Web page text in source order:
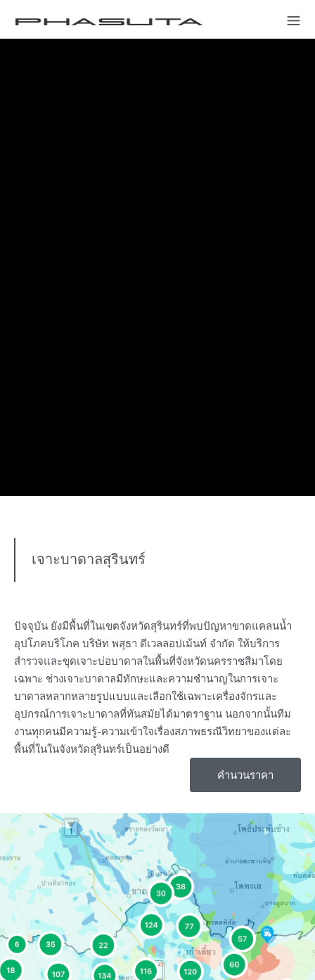
เจาะบาดาลสุรินทร์
ปัจจุบัน ยังมีพื้นที่ในเขตจังหวัดสุรินทร์ที่พบปัญหาขาดแคลนน้ำ
อุปโภคบริโภค บริษัท พสุธา ดีเวลลอปเม้นท์ จํากัด ให้บริการ
สำรวจและขุดเจาะบ่อบาดาลในพื้นที่จังหวัดนครราชสีมาโดย
เฉพาะ ช่างเจาะบาดาลมีทักษะและความชำนาญในการเจาะ
บาดาลหลากหลายรูปแบบและเลือกใช้เฉพาะเครื่องจักรและ
อุปกรณ์การเจาะบาดาลที่ทันสมัยได้มาตราฐาน นอกจากนั้นทีม
งานทุกคนมีความรู้-ความเข้าใจเรื่องสภาพธรณีวิทยาของแต่ละ
พื้นที่ในในจังหวัดสุรินทร์เป็นอย่างดี
คำนวนราคา